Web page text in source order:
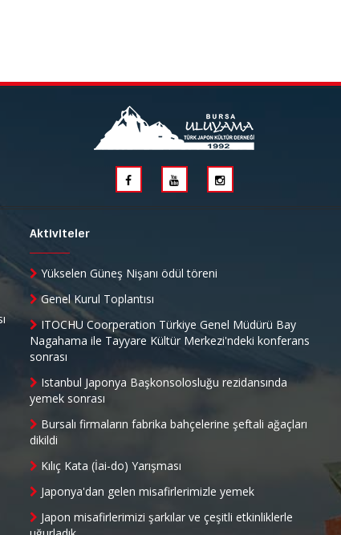
Aktiviteler
Yükselen Güneş Nişanı ödül töreni
Genel Kurul Toplantısı
ITOCHU Coorperation Türkiye Genel Müdürü Bay
Nagahama ile Tayyare Kültür Merkezi'ndeki konferans
sonrası
Istanbul Japonya Başkonsolosluğu rezidansında
yemek sonrası
Bursalı firmaların fabrika bahçelerine şeftali ağaçları
dikildi
Kılıç Kata (İai-do) Yarışması
Japonya'dan gelen misafirlerimizle yemek
Japon misafirlerimizi şarkılar ve çeşitli etkinliklerle